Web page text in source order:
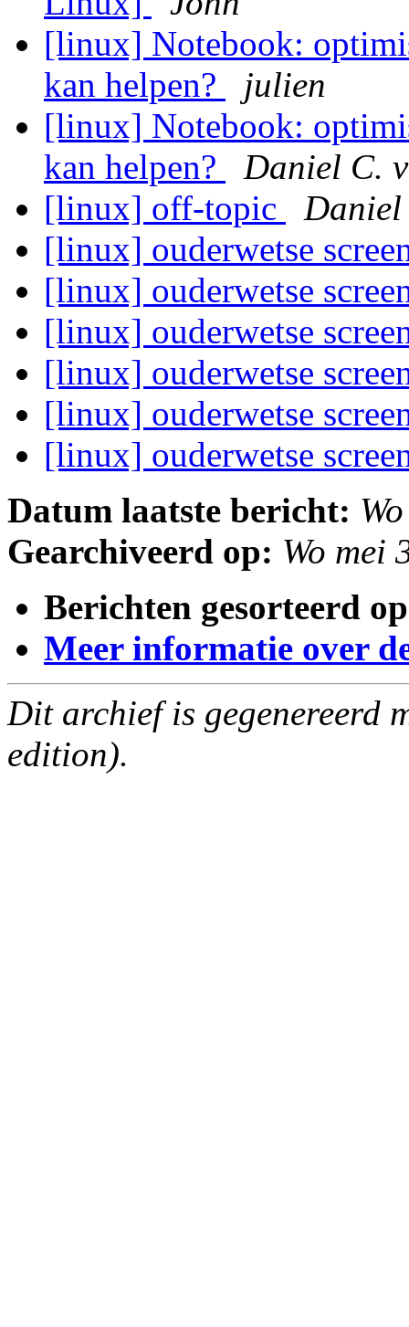
[linux] Notebook:
kan helpen?
julien
[linux] Notebook:
kan helpen?
Daniel C.
[linux] off-topic
Daniel
[linux] ouderwetse
[linux] ouderwetse
[linux] ouderwetse
[linux] ouderwetse
[linux] ouderwetse
[linux] ouderwetse
Datum laatste bericht:
Gearchiveerd op: Wo mei
Berichten gesorteerd
Meer informatie over
Dit archief is gegenereerd
edition).